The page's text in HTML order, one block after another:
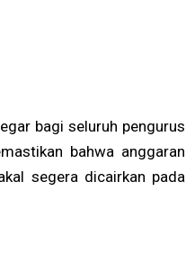
bagi seluruh pengurus
bahwa anggaran
segera dicairkan pada